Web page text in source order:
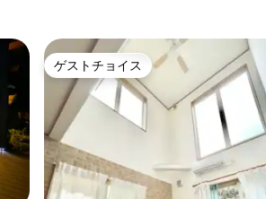
ゲストチョイス
ゲストチョイス